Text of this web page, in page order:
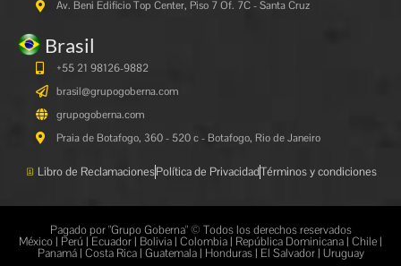
Av. Beni Edificio Top Center, Piso 7 Of. 7C - Santa Cruz
Brasil
+55 21 98126-9882
brasil@grupogoberna.com
grupogoberna.com
Praia de Botafogo, 360 - 520 c - Botafogo, Rio de Janeiro
Libro de ReclamacionesPolítica de PrivacidadTérminos y condiciones
Pagado por "Grupo Goberna" © Todos los derechos reservados
México | Perú | Ecuador | Bolivia | Colombia | República Dominicana | Chile |
Panamá | Costa Rica | Guatemala | Honduras | El Salvador | Uruguay